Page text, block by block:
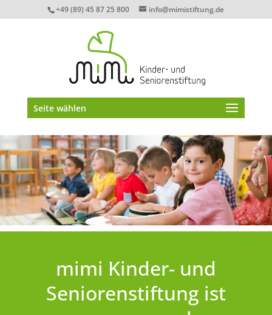
+49 (89) 45 87 25 800 info@mimistiftung.de
Seite wählen
mimi Kinder- und
Seniorenstiftung ist